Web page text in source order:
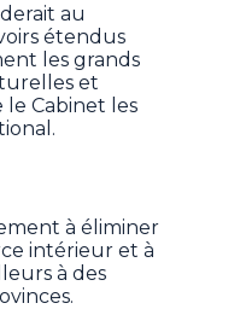
au
étendus
les grands
et
Cabinet les
à éliminer
intérieur et à
à des